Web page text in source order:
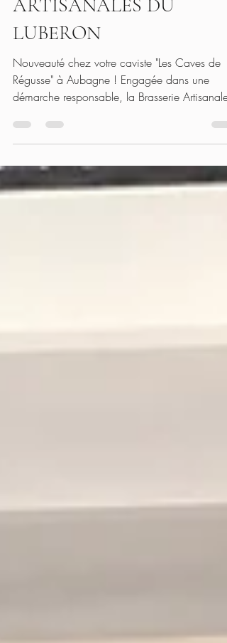
NOUVELLES BIÉRES
ARTISANALES DU
LUBERON
Nouveauté chez votre caviste "Les Caves de
démarche responsable, la Brasserie Artisanale
du Luberon...